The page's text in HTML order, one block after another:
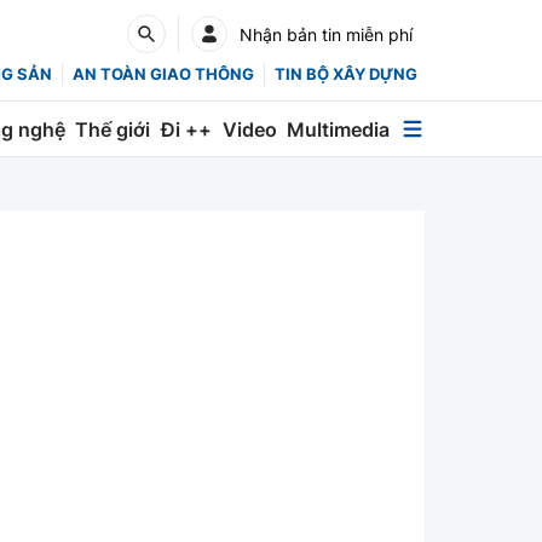
Nhận bản tin miễn phí
SẢN AN TOÀN GIAO THÔNG TIN BỘ XÂY DỰNG
nghệ Thế giới Đi ++ Video Multimedia